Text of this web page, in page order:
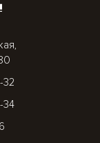
32
34